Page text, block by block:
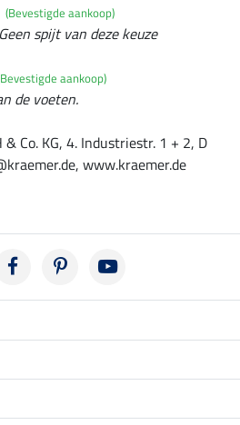
(Bevestigde aankoop)
spijt van deze keuze
aankoop)
de voeten.
Co. KG, 4. Industriestr. 1 + 2, D
www.kraemer.de